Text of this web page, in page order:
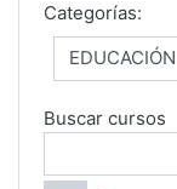
Categorías:
Buscar cursos